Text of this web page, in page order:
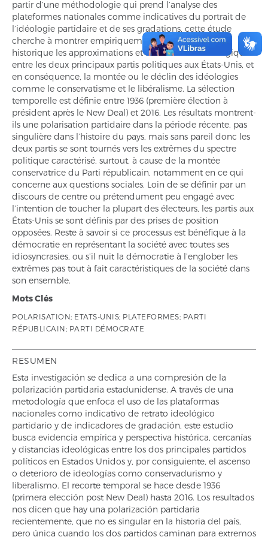
partir d’une méthodologie qui prend l’analyse des
plateformes nationales comme indicatives du portrait de
l’idéologie partidaire et de ses gradations, cette étude
cherche à montrer empiriquement et en perspective
historique les approximations et les distances idéologiques
entre les deux principaux partis politiques aux États-Unis, et
en conséquence, la montée ou le déclin des idéologies
comme le conservatisme et le libéralisme. La sélection
temporelle est définie entre 1936 (première élection à
président après le New Deal) et 2016. Les résultats montrent-
ils une polarisation partidaire dans la période récente, pas
singulière dans l’histoire du pays, mais sans pareil donc les
deux partis se sont tournés vers les extrêmes du spectre
politique caractérisé, surtout, à cause de la montée
conservatrice du Parti républicain, notamment en ce qui
concerne aux questions sociales. Loin de se définir par un
discours de centre ou prétendument peu engagé avec
l’intention de toucher la plupart des électeurs, les partis aux
États-Unis se sont définis par des prises de position
opposées. Reste à savoir si ce processus est bénéfique à la
démocratie en représentant la société avec toutes ses
idiosyncrasies, ou s’il nuit la démocratie à l’englober les
extrêmes pas tout à fait caractéristiques de la société dans
son ensemble.
Mots Clés
POLARISATION; ETATS-UNIS; PLATEFORMES; PARTI
RÉPUBLICAIN; PARTI DÉMOCRATE
RESUMEN
Esta investigación se dedica a una compresión de la
polarización partidaria estadunidense. A través de una
metodología que enfoca el uso de las plataformas
nacionales como indicativo de retrato ideológico
partidario y de indicadores de gradación, este estudio
busca evidencia empírica y perspectiva histórica, cercanías
y distancias ideológicas entre los dos principales partidos
políticos en Estados Unidos y, por consiguiente, el ascenso
o deterioro de ideologías como conservadurismo y
liberalismo. El recorte temporal se hace desde 1936
(primera elección post New Deal) hasta 2016. Los resultados
nos dicen que hay una polarización partidaria
recientemente, que no es singular en la historia del país,
pero única cuando los dos partidos caminan para extremos